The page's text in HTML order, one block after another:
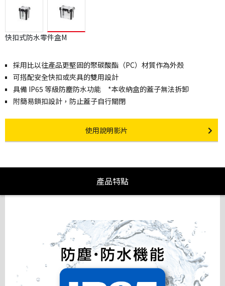
快扣式防水零件盒M
採用比以往產品更堅固的聚碳酸酯（PC）材質作為外殼
可搭配安全快扣或夾具的雙用設計
具備 IP65 等級防塵防水功能 *本收納盒的蓋子無法拆卸
附簡易鎖扣設計，防止蓋子自行關閉
Instruction video
使用說明影片
產品特點